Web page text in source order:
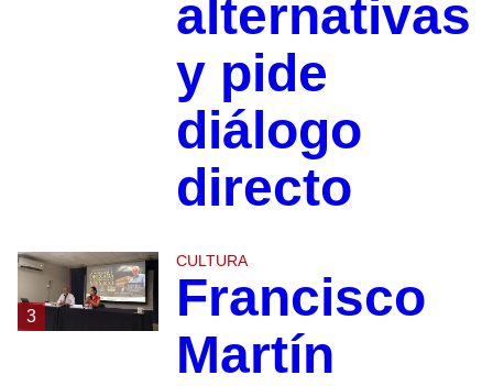
alternativas
y pide
diálogo
directo
3
CULTURA
Francisco
Martín